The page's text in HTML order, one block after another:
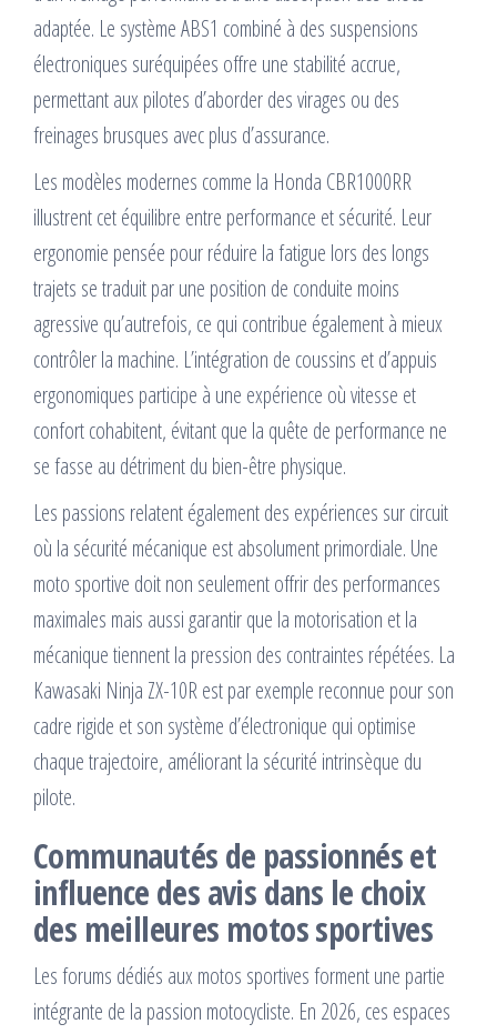
adaptée. Le système ABS1 combiné à des suspensions
électroniques suréquipées offre une stabilité accrue,
permettant aux pilotes d’aborder des virages ou des
freinages brusques avec plus d’assurance.
Les modèles modernes comme la Honda CBR1000RR
illustrent cet équilibre entre performance et sécurité. Leur
ergonomie pensée pour réduire la fatigue lors des longs
trajets se traduit par une position de conduite moins
agressive qu’autrefois, ce qui contribue également à mieux
contrôler la machine. L’intégration de coussins et d’appuis
ergonomiques participe à une expérience où vitesse et
confort cohabitent, évitant que la quête de performance ne
se fasse au détriment du bien-être physique.
Les passions relatent également des expériences sur circuit
où la sécurité mécanique est absolument primordiale. Une
moto sportive doit non seulement offrir des performances
maximales mais aussi garantir que la motorisation et la
mécanique tiennent la pression des contraintes répétées. La
Kawasaki Ninja ZX-10R est par exemple reconnue pour son
cadre rigide et son système d’électronique qui optimise
chaque trajectoire, améliorant la sécurité intrinsèque du
pilote.
Communautés de passionnés et
influence des avis dans le choix
des meilleures motos sportives
Les forums dédiés aux motos sportives forment une partie
intégrante de la passion motocycliste. En 2026, ces espaces